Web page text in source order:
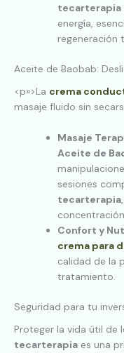
tecarterapia
energía,
regeneración
Aceite de Baobab:
<p»>La crema
masaje fluido sin
Masaje
Aceite de
sesiones
tecarterapia
Confort y
crema para
calidad de la
tratamiento.
Seguridad para tu
Proteger la vida útil de
tecarterapia es una